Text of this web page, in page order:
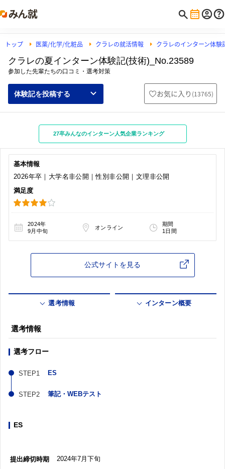
トップ 医薬/化学/化粧品 クラレの就活情報 クラレのインターン体験
クラレの夏インターン体験記(技術)_No.23589
参加した先輩たちの口コミ・選考対策
体験記を投稿する お気に入り (13765)
27卒みんなのインターン人気企業ランキング
基本情報
2026年卒｜大学名非公開｜性別非公開｜文理非公開
満足度
2024年
9月中旬
オンライン
期間
1日間
公式サイトを見る
選考情報 インターン概要
選考情報
選考フロー
ES
筆記・WEBテスト
ES
提出締切時期 2024年7月下旬